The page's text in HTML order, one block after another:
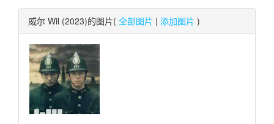
威尔 Wil (2023)的图片( 全部图片 | 添加图片 )